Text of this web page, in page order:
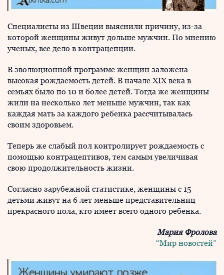
Cпециалисты из Швеции выяснили причину, из-за
которой женщины живут дольше мужчин. По мнению
ученых, все дело в контрацепции.
В эволюционной программе женщин заложена
высокая рождаемость детей. В начале XIX века в
семьях было по 10 и более детей. Тогда же женщины
жили на несколько лет меньше мужчин, так как
каждая мать за каждого ребенка рассчитывалась
своим здоровьем.
Теперь же слабый пол контролирует рождаемость с
помощью контрацептивов, тем самым увеличивая
свою продолжительность жизни.
Согласно зарубежной статистике, женщины с 15
детьми живут на 6 лет меньше представительниц
прекрасного пола, кто имеет всего одного ребенка.
Мария Фролова
“Мир новостей”